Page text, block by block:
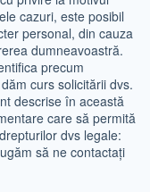
cazuri, este posibil
personal, din cauza
dumneavoastră.
precum
curs solicitării dvs.
descrise în această
care să permită
dvs legale:
să ne contactați